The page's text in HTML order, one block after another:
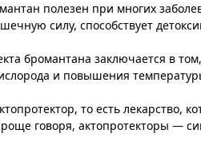
полезен при многих
силу, способствует
бромантана заключается в
и повышения
то есть лекарство,
говоря, актопротекторы —